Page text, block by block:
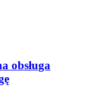
obsługa